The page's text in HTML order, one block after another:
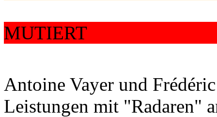
MUTIERT
Antoine Vayer und
Leistungen mit "Radaren"